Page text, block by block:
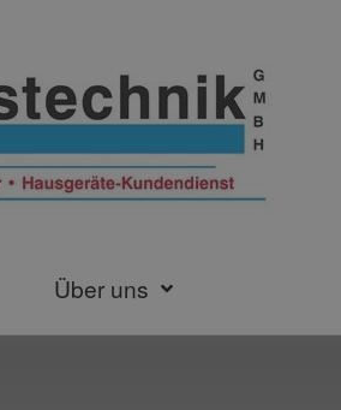
Über uns